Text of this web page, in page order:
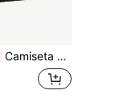
Camiseta preta retrô de algodão pesado para homens, ideal para presente de Natal.